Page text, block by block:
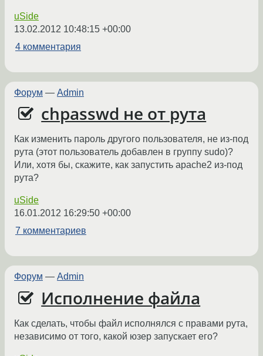
uSide
13.02.2012 10:48:15 +00:00
4 комментария
Форум — Admin
chpasswd не от рута
Как изменить пароль другого пользователя, не из-под
рута (этот пользователь добавлен в группу sudo)?
Или, хотя бы, скажите, как запустить apache2 из-под
рута?
uSide
16.01.2012 16:29:50 +00:00
7 комментариев
Форум — Admin
Исполнение файла
Как сделать, чтобы файл исполнялся с правами рута,
независимо от того, какой юзер запускает его?